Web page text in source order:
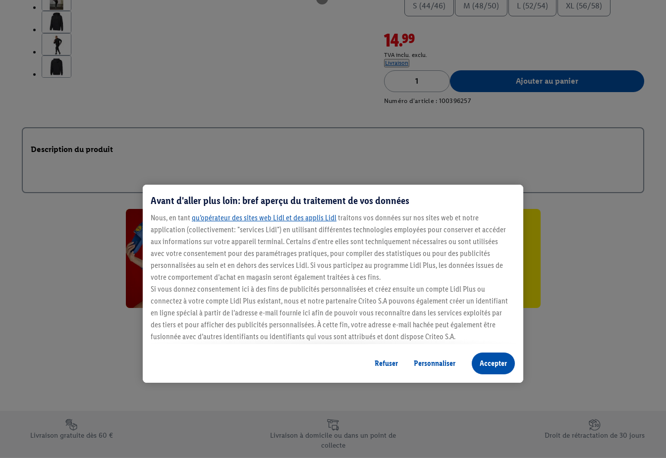
S (44/46) M (48/50) L (52/54) XL (56/58)
14.99
TVA inclu. exclu.
Livraison
Ajouter au panier
Numéro d'article : 100396257
Description du produit
Restez au courant
Abonnez-vous à la newsletter
S'abonner
Élément du pied de page avec les différents arguments de vente uniques de Lidl.be
Livraison gratuite dès 60 €
Livraison à domicile ou dans un point de
collecte
Droit de rétractation de 30 jours
Avant d'aller plus loin: bref aperçu du traitement de vos données
Nous, en tant qu’opérateur des sites web Lidl et des applis Lidltraitons vos données sur nos sites web et notre
application (collectivement: "services Lidl") en utilisant différentes technologies employées pour conserver et accéder
aux informations sur votre appareil terminal. Certains d'entre elles sont techniquement nécessaires ou sont utilisées
avec votre consentement pour des paramétrages pratiques, pour compiler des statistiques ou pour des publicités
personnalisées au sein et en dehors des services Lidl. Si vous participez au programme Lidl Plus, les données issues de
votre comportement d’achat en magasin seront également traitées à ces fins.
Si vous donnez consentement ici à des fins de publicités personnalisées et créez ensuite un compte Lidl Plus ou
connectez à votre compte Lidl Plus existant, nous et notre partenaire Criteo S.A pouvons également créer un identifiant
en ligne spécial à partir de l’adresse e-mail fournie ici afin de pouvoir vous reconnaître dans les services exploités par
des tiers et pour afficher des publicités personnalisées. À cette fin, votre adresse e-mail hachée peut également être
fusionnée avec d’autres identifiants ou identifiants qui vous sont attribués et dont dispose Criteo S.A.
vous avez montré de l’intérêt (par exemple en plaçant le produit dans un panier d’un webshop mais sans procéder à
l’achat) peuvent également être affichées sur plusieurs apppareils et plusieurs services de Lidl si plusieurs terminaux ou
plusieurs services de Lidl peuvent vous être attribués en utilisant votre adresse e-mail hachée et, le cas échéant, d’autres
En cliquant sur « Refuser », vous pouvez autoriser uniquement l’utilisation des technologies nécessaires. En cliquant sur
« Accepter », vous autorisez tous les traitements pour toutes les finalités susmentionnées. Vous trouverez de plus amples
Refuser Personnaliser Accepter